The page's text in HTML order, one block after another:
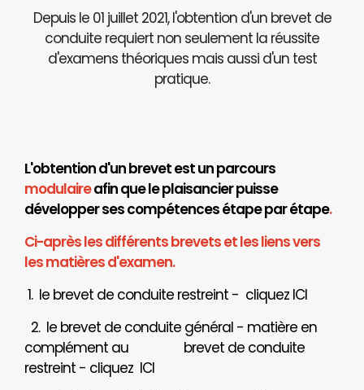
Depuis le 01 juillet 2021, l'obtention d'un brevet de
conduite requiert non seulement la réussite
d'examens théoriques mais aussi d'un test
pratique.
L'obtention d'un brevet est un parcours
modulaireafin que le plaisancier puisse
développer ses compétences étape par étape.
Ci-après les différents brevets et les liens vers
les matières d'examen.
1. le brevet de conduite restreint - cliquez ICI
2. le brevet de conduite général - matière en
complément au brevet de conduite
restreint - cliquez ICI